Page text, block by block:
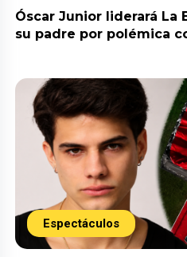
Óscar Junior liderará La
su padre por polémica
Espectáculos